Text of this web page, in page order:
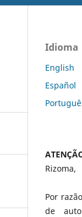
Idioma
English
Español
Rizoma,
Por
de